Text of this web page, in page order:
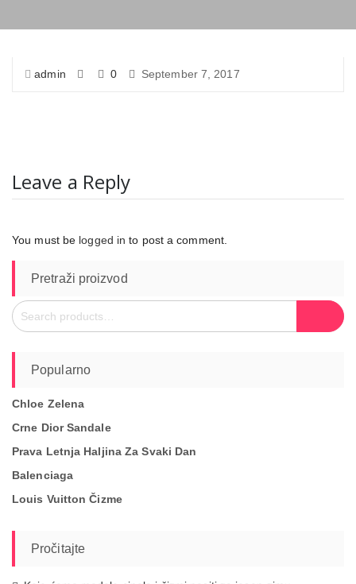
admin 0 September 7, 2017
Leave a Reply
You must be logged in to post a comment.
Pretraži proizvod
Search
for:
Popularno
Chloe Zelena
Crne Dior Sandale
Prava Letnja Haljina Za Svaki Dan
Balenciaga
Louis Vuitton Čizme
Pročitajte